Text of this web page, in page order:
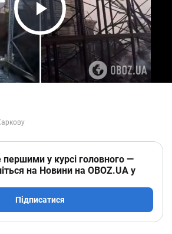
Play Video
першими у курсі головного —
на Новини на OBOZ.UA у
Підписатися